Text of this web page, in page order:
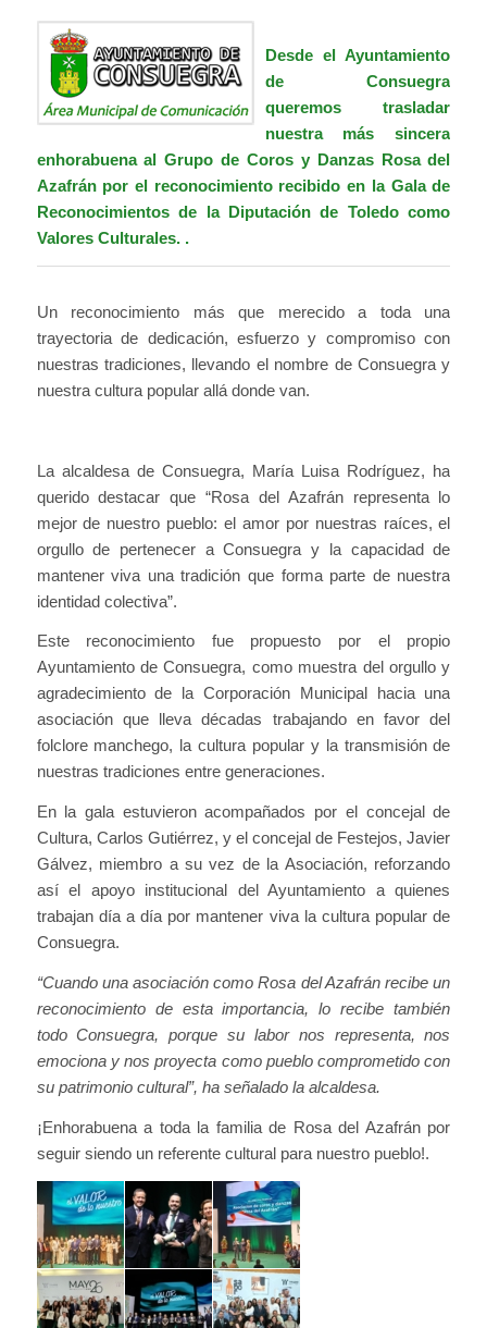
Desde el Ayuntamiento
de Consuegra
queremos trasladar
nuestra más sincera
enhorabuena al Grupo de Coros y Danzas Rosa del
Azafrán por el reconocimiento recibido en la Gala de
Reconocimientos de la Diputación de Toledo como
Valores Culturales. .
Un reconocimiento más que merecido a toda una
trayectoria de dedicación, esfuerzo y compromiso con
nuestras tradiciones, llevando el nombre de Consuegra y
nuestra cultura popular allá donde van.
La alcaldesa de Consuegra, María Luisa Rodríguez, ha
querido destacar que “Rosa del Azafrán representa lo
mejor de nuestro pueblo: el amor por nuestras raíces, el
orgullo de pertenecer a Consuegra y la capacidad de
mantener viva una tradición que forma parte de nuestra
identidad colectiva”.
Este reconocimiento fue propuesto por el propio
Ayuntamiento de Consuegra, como muestra del orgullo y
agradecimiento de la Corporación Municipal hacia una
asociación que lleva décadas trabajando en favor del
folclore manchego, la cultura popular y la transmisión de
nuestras tradiciones entre generaciones.
En la gala estuvieron acompañados por el concejal de
Cultura, Carlos Gutiérrez, y el concejal de Festejos, Javier
Gálvez, miembro a su vez de la Asociación, reforzando
así el apoyo institucional del Ayuntamiento a quienes
trabajan día a día por mantener viva la cultura popular de
Consuegra.
“Cuando una asociación como Rosa del Azafrán recibe un
reconocimiento de esta importancia, lo recibe también
todo Consuegra, porque su labor nos representa, nos
emociona y nos proyecta como pueblo comprometido con
su patrimonio cultural”, ha señalado la alcaldesa.
¡Enhorabuena a toda la familia de Rosa del Azafrán por
seguir siendo un referente cultural para nuestro pueblo!.